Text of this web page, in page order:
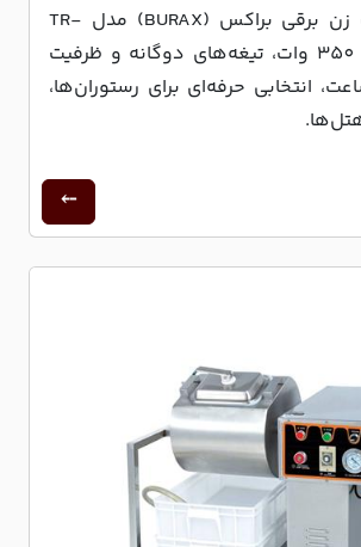
دستگاه بیفتک زن برقی براکس (BURAX) مدل TR-
50MH با قدرت 350 وات، تیغه‌های دوگانه و ظرفیت
ساعت، انتخابی حرفه‌ای برای رستوران‌ها،